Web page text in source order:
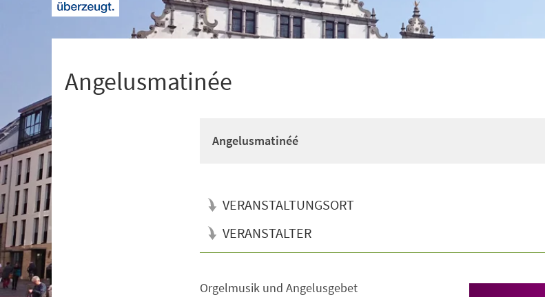
Angelusmatinée
Angelusmatinéé
VERANSTALTUNGSORT
VERANSTALTER
Orgelmusik und Angelusgebet